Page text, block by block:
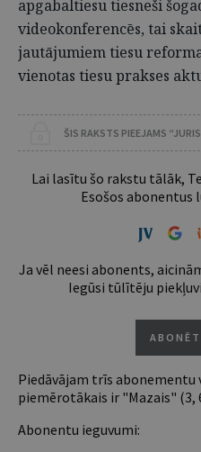
apgabaltiesu tiesneši
videokonferencēs, tai
jautājumiem tiesu
vienotas tiesu prakses
ŠIS RAKSTS PIEEJAMS
Lai lasītu šo rakstu tālāk,
Esošos abonentus
Ja vēl neesi abonents,
Iegūsi tūlītēju
ABONĒT
Piedāvājam trīs abonementu
piemērotākais ir "Mazais" (3,
Abonentu ieguvumi: